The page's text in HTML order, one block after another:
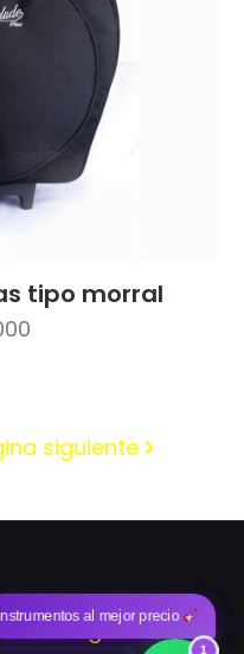
tipo morral
siguiente
al mejor precio
1
Ads|